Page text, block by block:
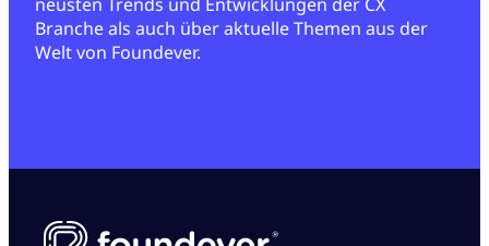
Storno- und Verlustmanagement
Dokumentenmanagement
Branche als auch über aktuelle Themen aus der
Welt von Foundever.